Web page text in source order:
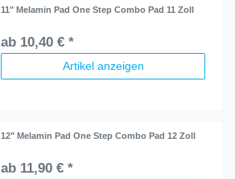
11" Melamin Pad One Step Combo Pad 11 Zoll
ab 10,40 € *
Artikel anzeigen
12" Melamin Pad One Step Combo Pad 12 Zoll
ab 11,90 € *